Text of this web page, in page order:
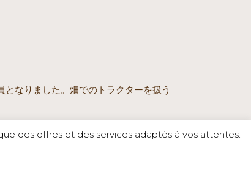
なりました。畑でのトラクターを扱う
des offres et des services adaptés à vos attentes.